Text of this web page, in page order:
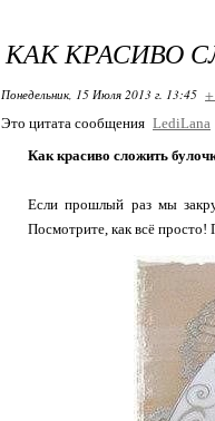
КАК КРАСИВО
Понедельник, 15 Июля 2013 г. 13:45 +
Это цитата сообщения LediLana
Как красиво сложить
Если прошлый раз мы
Посмотрите, как всё